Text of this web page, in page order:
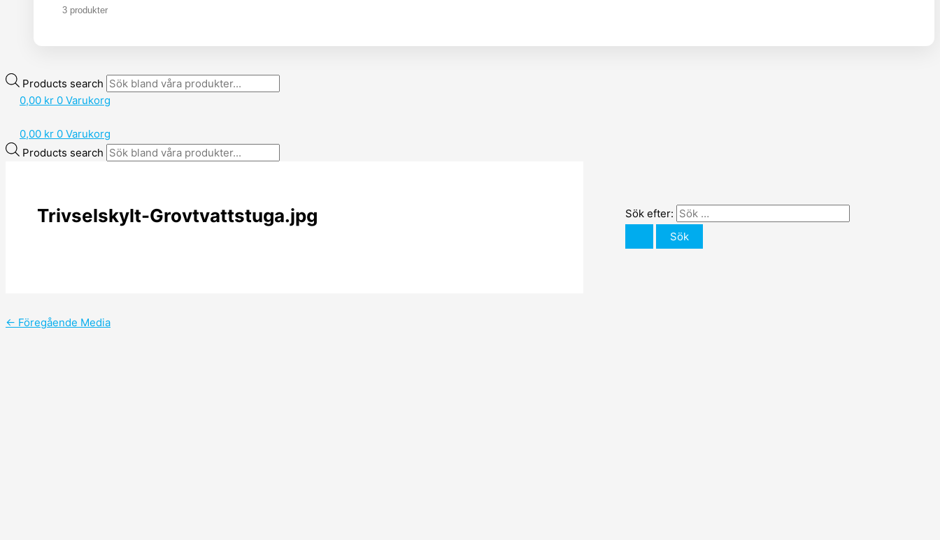
3 produkter
Products search
0,00 kr 0 Varukorg
0,00 kr 0 Varukorg
Products search
Trivselskylt-Grovtvattstuga.jpg
← Föregående Media
Sök efter: